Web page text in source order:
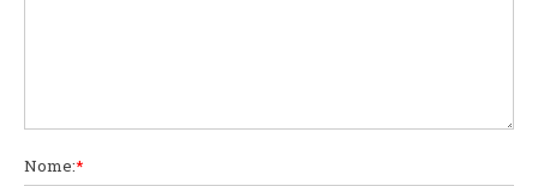
Nome:*